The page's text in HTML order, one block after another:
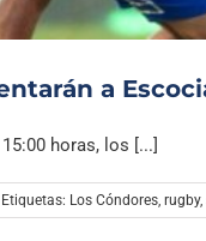
a
horas, los [...]
Etiquetas: Los Cóndores, rugby,